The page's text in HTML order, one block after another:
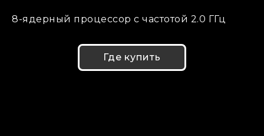
8-ядерный процессор с частотой 2.0 ГГц
Где купить